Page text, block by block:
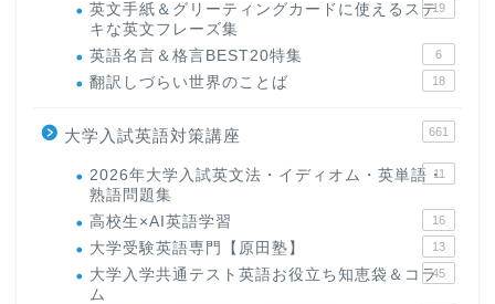
英文手紙＆グリーティングカードに使えるステ
キな英文フレーズ集
19
英語名言＆格言BEST20特集 6
翻訳しづらい世界のことば 18
大学入試英語対策講座 661
2026年大学入試英文法・イディオム・英単語・
熟語問題集
11
高校生×AI英語学習 16
大学受験英語専門【原田塾】 13
大学入学共通テスト英語お役立ち知恵袋＆コラ
ム
45